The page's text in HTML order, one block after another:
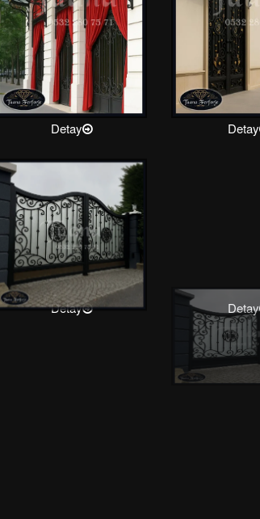
Detay Detay
Detay Detay